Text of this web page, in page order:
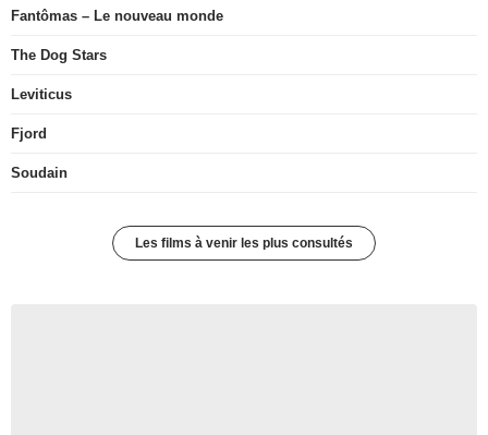
Fantômas – Le nouveau monde
The Dog Stars
Leviticus
Fjord
Soudain
Les films à venir les plus consultés